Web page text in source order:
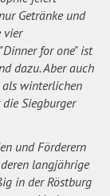
Getränke und
vier
for one" ist
dazu. Aber auch
als winterlichen
Siegburger
und Förderern
langjährige
in der Röstburg